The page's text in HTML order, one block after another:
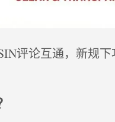
评论互通，新规